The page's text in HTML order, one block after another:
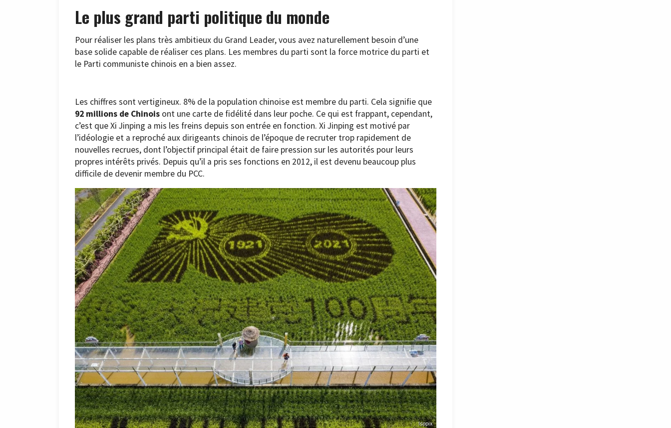
Le plus grand parti politique du monde
Pour réaliser les plans très ambitieux du Grand Leader, vous avez naturellement besoin d’une
base solide capable de réaliser ces plans. Les membres du parti sont la force motrice du parti et
le Parti communiste chinois en a bien assez.
Les chiffres sont vertigineux. 8% de la population chinoise est membre du parti. Cela signifie que
92 millions de Chinois ont une carte de fidélité dans leur poche. Ce qui est frappant, cependant,
c’est que Xi Jinping a mis les freins depuis son entrée en fonction. Xi Jinping est motivé par
l’idéologie et a reproché aux dirigeants chinois de l’époque de recruter trop rapidement de
nouvelles recrues, dont l’objectif principal était de faire pression sur les autorités pour leurs
propres intérêts privés. Depuis qu’il a pris ses fonctions en 2012, il est devenu beaucoup plus
difficile de devenir membre du PCC.
Isopix